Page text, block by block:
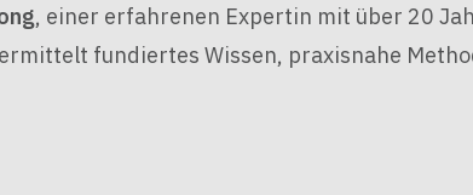
, einer erfahrenen Expertin mit über 20
fundiertes Wissen, praxisnahe